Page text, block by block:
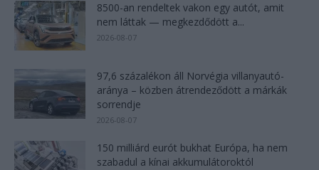
8500-an rendeltek vakon egy autót, amit
nem láttak — megkezdődött a...
2026-08-07
97,6 százalékon áll Norvégia villanyautó-
aránya – közben átrendeződött a márkák
sorrendje
2026-08-07
150 milliárd eurót bukhat Európa, ha nem
szabadul a kínai akkumulátoroktól